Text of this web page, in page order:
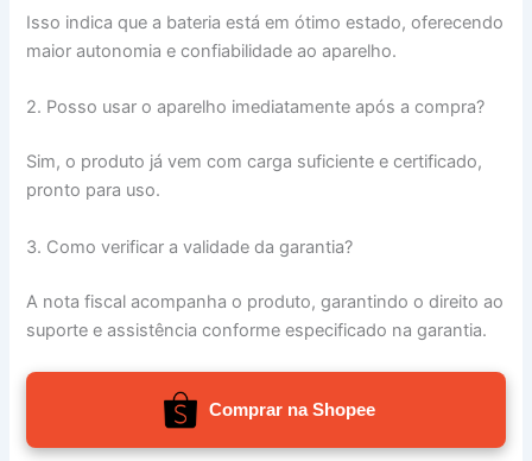
Isso indica que a bateria está em ótimo estado, oferecendo
maior autonomia e confiabilidade ao aparelho.
2. Posso usar o aparelho imediatamente após a compra?
Sim, o produto já vem com carga suficiente e certificado,
pronto para uso.
3. Como verificar a validade da garantia?
A nota fiscal acompanha o produto, garantindo o direito ao
suporte e assistência conforme especificado na garantia.
Comprar na Shopee